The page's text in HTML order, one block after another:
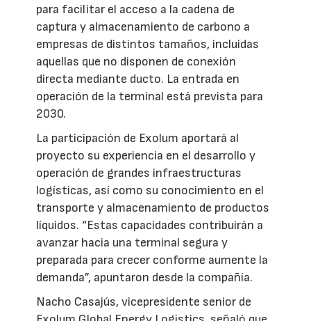
para facilitar el acceso a la cadena de
captura y almacenamiento de carbono a
empresas de distintos tamaños, incluidas
aquellas que no disponen de conexión
directa mediante ducto. La entrada en
operación de la terminal está prevista para
2030.
La participación de Exolum aportará al
proyecto su experiencia en el desarrollo y
operación de grandes infraestructuras
logísticas, así como su conocimiento en el
transporte y almacenamiento de productos
líquidos. “Estas capacidades contribuirán a
avanzar hacia una terminal segura y
preparada para crecer conforme aumente la
demanda”, apuntaron desde la compañía.
Nacho Casajús, vicepresidente senior de